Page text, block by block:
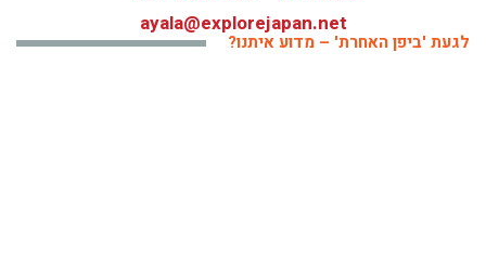
ayala@explorejapan.net
לגעת 'ביפן האחרת' – מדוע איתנו?